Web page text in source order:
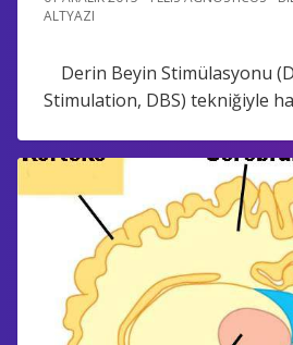
ALTYAZI
Derin Beyin Stimülasyonu
Stimulation, DBS) tekniğiyle